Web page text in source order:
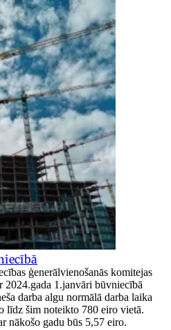
ģenerālvienošanās komitejas
2024.gada 1.janvāri būvniecībā
darba algu normālā darba laika
līdz šim noteikto 780 eiro vietā.
nākošo gadu būs 5,57 eiro.